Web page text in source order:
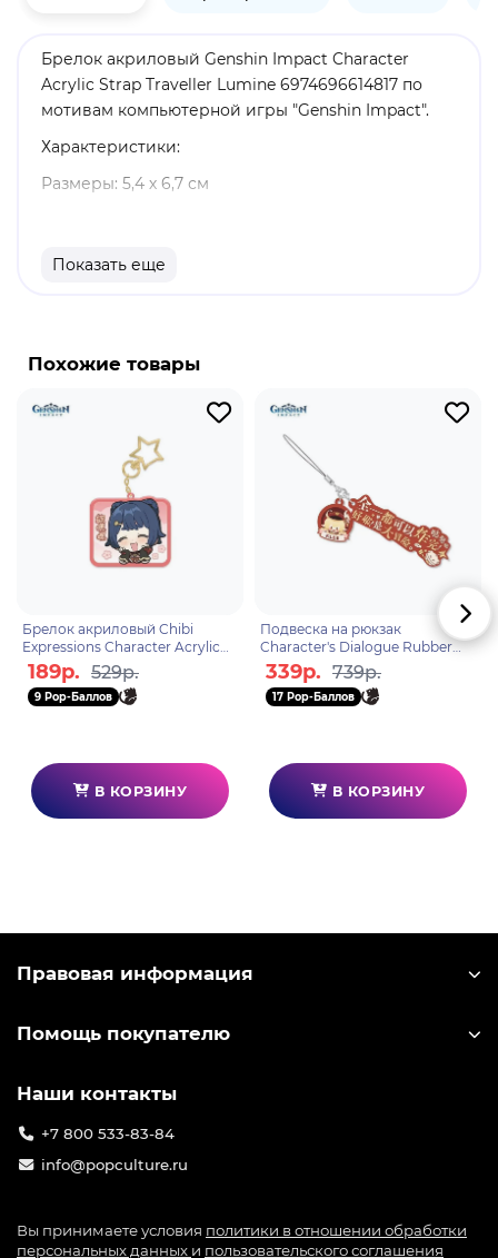
Брелок акриловый Genshin Impact Character
Acrylic Strap Traveller Lumine 6974696614817 по
мотивам компьютерной игры "Genshin Impact".
Характеристики:
Размеры: 5,4 х 6,7 см
Оригинальный и официально лицензированный
Люмин - играбельная героиня Genshin Impact. В
близнецами из другого мира, путешествующими
по вселенной, пока неизвестный бог не
заблокировал и не захватил одного из них и не
запечатал их способность путешествовать,
оставив их застрявшими на Тейвате.
Показать еще
Похожие товары
Брелок акриловый Chibi
Expressions Character Acrylic
Keychain Xiangling
6974696616644
189р. 529р.
9 Pop-Баллов
В КОРЗИНУ
Подвеска на рюкзак
Character's Dialogue Rubber
Straps Klee 6974696614312
339р. 739р.
17 Pop-Баллов
В КОРЗИНУ
Правовая информация
Помощь покупателю
Наши контакты
+7 800 533-83-84
info@popculture.ru
Вы принимаете условия политики в отношении обработки
персональных данных и пользовательского соглашения